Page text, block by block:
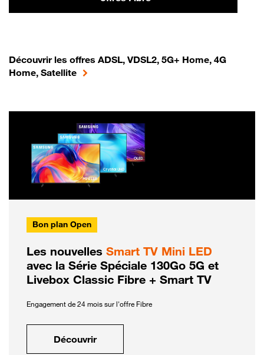
Découvrir les offres ADSL, VDSL2, 5G+ Home, 4G
Home, Satellite
Bon plan Open
Les nouvelles Smart TV Mini LED
avec la Série Spéciale 130Go 5G et
Livebox Classic Fibre + Smart TV
Engagement de 24 mois sur l'offre Fibre
Découvrir